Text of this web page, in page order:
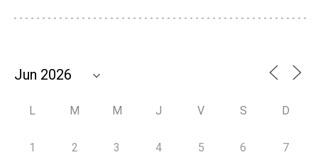
L M M J V S D
1 2 3 4 5 6 7